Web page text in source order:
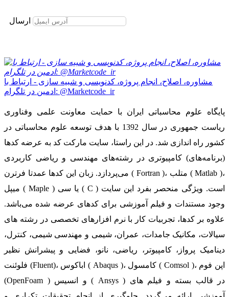
ارسال
مشاوره، اصلاح، انجام پروژه، کدنویسی و شبیه سازی - ارتباط با
ادمین در تلگرام: @Marketcode_ir
پایگاه علوم محاسباتی ایران با حمایت معاونت علمی وفناوری
ریاست جمهوری در سال 1392 با هدف توسعه علوم محاسباتی در
کشور راه اندازی شد. در این راستا، سایت مارکت کد به عرضه کدها
(برنامه‌های) کامپیوتری در رشته‌های مهندسی و ریاضی کاربردی
می‌پردازد. زبان این کدها عمدتا فرترن ( Fortran )، متلب ( Matlab )،
میپل ( Maple ) یا سی ( C ) است. ویژگی منحصر بفرد این سایت
وجود مستندات و فیلم آموزشی برای کدهای عرضه شده می‌باشد.
علاوه بر کدها، تجربیات کار با نرم افزارهای تخصصی در رشته های
سیالات، مکانیک جامدات، عمران، شیمی و مهندسی شیمی، کنترل،
دینامیک پرواز، کامپیوتر، ریاضی، نانو، فضایی و پیشرانش نظیر
فلوئنت (Fluent)، اباکوس ( Abaqus )، کامسول ( Comsol )، اپن فوم
(OpenFoam ) و انسیس ( Ansys ) در قالب بسته‌ و فیلم های